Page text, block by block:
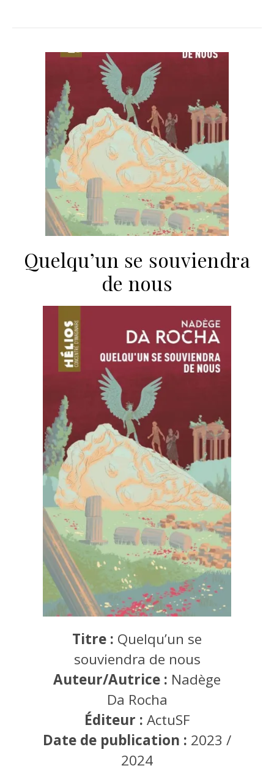
Quelqu’un se souviendra
de nous
Titre : Quelqu’un se
souviendra de nous
Auteur/Autrice : Nadège
Da Rocha
Éditeur : ActuSF
Date de publication : 2023 /
2024